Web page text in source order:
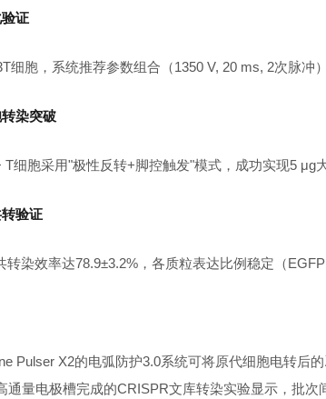
证
细胞，系统推荐参数组合（1350 V, 20 ms, 2次脉冲
染突破
T细胞采用"极性反转+脚控触发"模式，成功实现5 μg
验证
转染效率达78.9±3.2%，各质粒表达比例稳定（
Pulser X2的电弧防护3.0系统可将原代细胞电转后
通量电极槽完成的CRISPR文库转染实验显示，批次